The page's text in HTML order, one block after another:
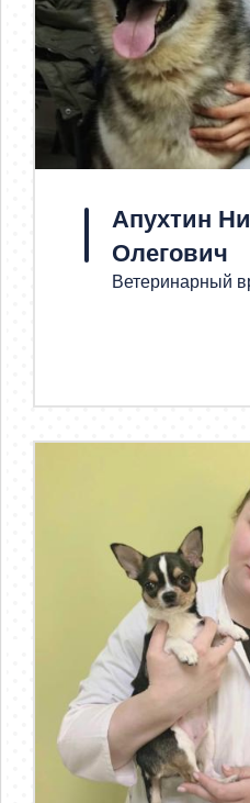
Апухтин
Олегович
Ветеринарный